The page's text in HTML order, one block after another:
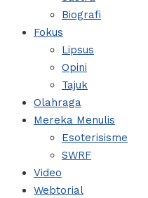
Biografi
Fokus
Lipsus
Opini
Tajuk
Olahraga
Mereka Menulis
Esoterisisme
SWRF
Video
Webtorial